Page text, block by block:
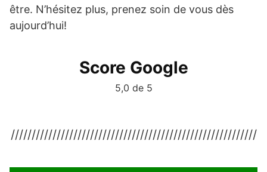
être. N’hésitez plus, prenez soin de vous dès
aujourd’hui!
Score Google
5,0 de 5
///////////////////////////////////////////////////////////